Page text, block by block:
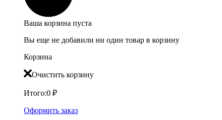
Ваша корзина пуста
Вы еще не добавили ни один товар в корзину
Корзина
Очистить корзину
Итого:0 ₽
Оформить заказ